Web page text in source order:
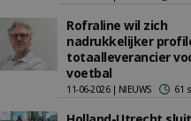
Rofraline wil zich
nadrukkelijker
totaalleverancier
voetbal
11-06-2026 | NIEUWS 61